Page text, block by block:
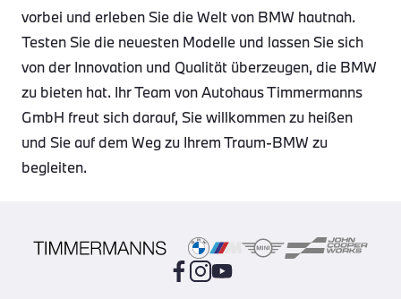
vorbei und erleben Sie die Welt von BMW hautnah.
Testen Sie die neuesten Modelle und lassen Sie sich
von der Innovation und Qualität überzeugen, die BMW
zu bieten hat. Ihr Team von Autohaus Timmermanns
GmbH freut sich darauf, Sie willkommen zu heißen
und Sie auf dem Weg zu Ihrem Traum-BMW zu
begleiten.